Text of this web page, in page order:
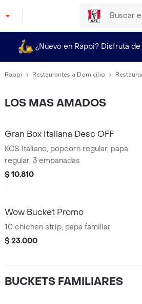
¿Nuevo en Rappi? Disfruta de
Rappi Restaurantes a Domicilio
LOS MAS AMADOS
Gran Box Italiana Desc OFF
KCS Italiano, popcorn regular, papa
regular, 3 empanadas
$ 10.810
Wow Bucket Promo
10 chichen strip, papa familiar
$ 23.000
BUCKETS FAMILIARES